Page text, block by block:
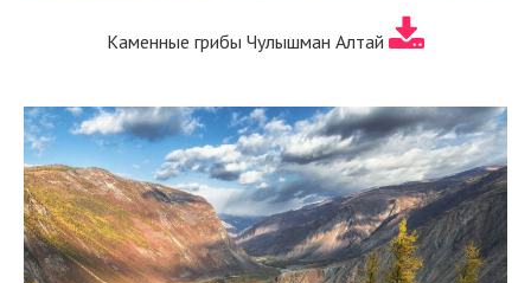
Каменные грибы Чулышман Алтай